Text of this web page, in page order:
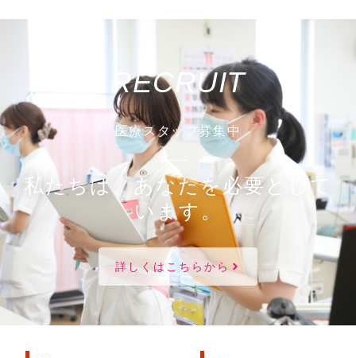
RECRUIT
医療スタッフ募集中
私たちは、あなたを必要として
います。
詳しくはこちらから